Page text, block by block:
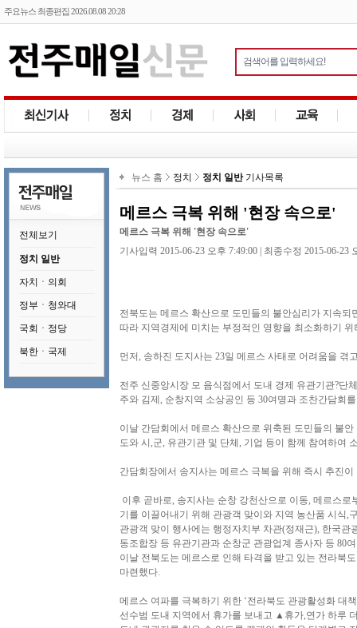
주요뉴스 최종편집 2026.08.08 20:28
전체보기
정치 일반
자치ㆍ의회
정부ㆍ청와대
국회ㆍ정당
북한ㆍ국제
뉴스 홈 정치 정치 일반기사목록
메르스 극복 위해 '현장 속으로'
메르스 극복 위해 '현장 속으로'
기사입력 2015-06-23 오후 7:49:00 | 최종수정 2015-06-23
전북도는 메르스 확산으로 도민들의 불안심리가 지속
따라 지역경제에 미치는 부정적인 영향을 최소화하기
먼저, 송하진 도지사는 23일 메르스 사태로 어려움을 겪
전주 신중앙시장 모 음식점에서 도내 경제 유관기관?단
주와 김제, 순창지역 소상공인 등 30여명과 조찬간담회
이날 간담회에서 메르스 확산으로 위축된 도민들의 불
도와 시,군, 유관기관 및 단체, 기업 등이 함께 참여하여
간담회장에서 송지사는 메르스 극복을 위해 즉시 추진
이후 곧바로, 송지사는 순창 강천산으로 이동, 메르스
기를 이끌어내기 위해 관광객 맞이와 지역 농산품 시식,
관광객 맞이 행사에는 행정자치부 차관(정재근), 한국
동조합장 등 유관기관과 순창군 관광업계 종사자 등 80
이날 전북도는 메르스로 인해 타격을 받고 있는 전라북
마련했다.
메르스 여파를 극복하기 위한 ‘전라북도 관광활성화 대
선수범 도내 지역에서 휴가를 보내고 ▲휴가,연가 하루